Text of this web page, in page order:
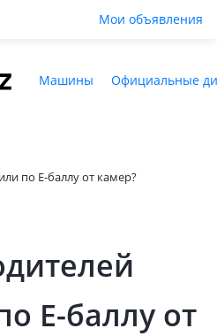
Мои объявления
Машины Официальные
по E-баллу от камер?
E-баллу от